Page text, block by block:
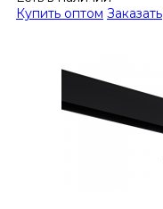
Купить оптом Заказать